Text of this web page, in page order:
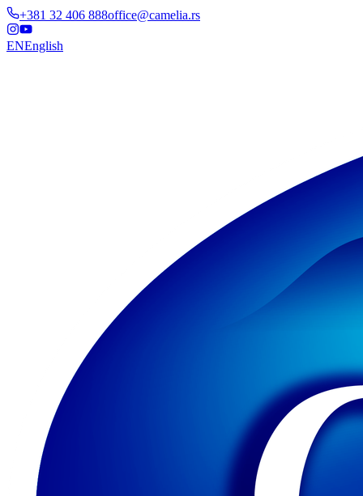
+381 32 406 888office@camelia.rs
ENEnglish